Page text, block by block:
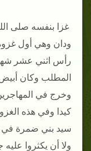
غزا بنفسه صلى
ودان وهي أول
رأس اثني عشر
المطلب وكان
وخرج في
كيدا وفي هذه
سيد بني ضمرة في
ولا أن يكثروا عليه